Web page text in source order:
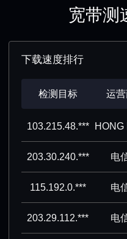
宽带测
下载速度排行
检测目标 运
103.215.48.***
203.30.240.*** 电
115.192.0.*** 电
203.29.112.*** 电